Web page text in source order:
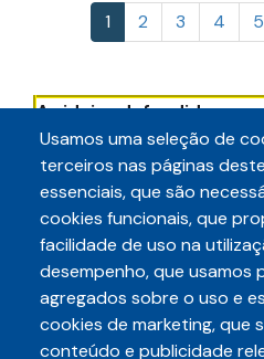
Paginação
Página
atual
1 Page
2 Page
3 Page
4 5
As ideias defendidas
neste Blog são de
autores e não
posição institucional da
Usamos uma seleção de
terceiros nas páginas
essenciais, que são
cookies funcionais, que
facilidade de uso na
desempenho, que usamos
agregados sobre o uso e
cookies de marketing, que
conteúdo e publicidade